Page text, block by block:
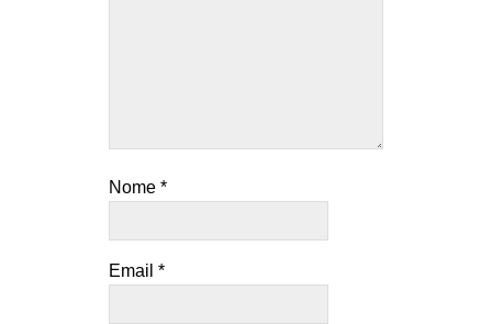
Nome *
Email *